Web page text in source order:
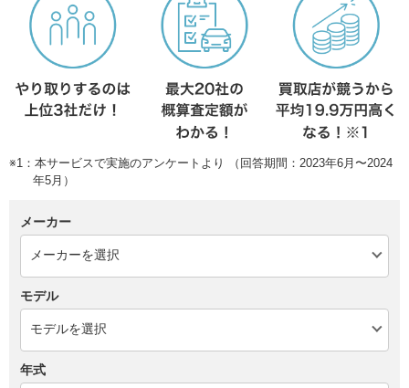
※1：本サービスで実施のアンケートより （回答期間：2023年6月〜2024
年5月）
メーカー
モデル
年式